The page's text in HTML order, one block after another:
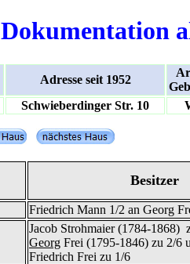
Dokumentation
Adresse seit 1952
Schwieberdinger Str. 10
Besitzer
Friedrich Mann 1/2 an Georg
Jacob Strohmaier (1784-1868)
Georg Frei (1795-1846) zu 2/6
Friedrich Frei zu 1/6